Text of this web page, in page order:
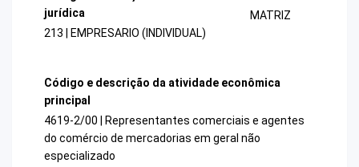
jurídica
213 | EMPRESARIO (INDIVIDUAL)
MATRIZ
Código e descrição da atividade econômica
principal
4619-2/00 | Representantes comerciais e agentes
do comércio de mercadorias em geral não
especializado